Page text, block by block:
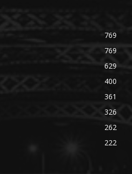
769
769
629
400
361
326
262
222